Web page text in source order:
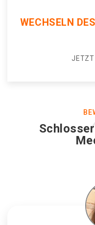
WECHSELN
JETZT